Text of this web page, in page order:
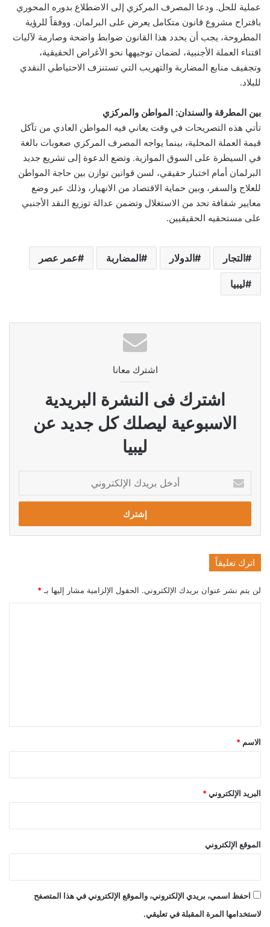
عملية للحل. ودعا المصرف المركزي إلى الاضطلاع بدوره المحوري
باقتراح مشروع قانون متكامل يعرض على البرلمان. ووفقاً للرؤية
المطروحة، يجب أن يحدد هذا القانون ضوابط واضحة وصارمة لآليات
اقتناء العملة الأجنبية، لضمان توجيهها نحو الأغراض الحقيقية،
وتجفيف منابع المضاربة والتهريب التي تستنزف الاحتياطي النقدي
للبلاد.
بين المطرقة والسندان: المواطن والمركزي
تأتي هذه التصريحات في وقت يعاني فيه المواطن العادي من تآكل
قيمة العملة المحلية، بينما يواجه المصرف المركزي صعوبات بالغة
في السيطرة على السوق الموازية. وتضع الدعوة إلى تشريع جديد
البرلمان أمام اختبار حقيقي، لسن قوانين توازن بين حاجة المواطن
للعلاج والسفر، وبين حماية الاقتصاد من الانهيار، وذلك عبر وضع
معايير شفافة تحد من الاستغلال وتضمن عدالة توزيع النقد الأجنبي
على مستحقيه الحقيقيين.
التجار الدولار المضاربة عمر عصر
ليبيا
اشترك معانا
اشترك فى النشرة البريدية
الاسبوعية ليصلك كل جديد عن
ليبيا
بريدك
الإلكتروني
اترك تعليقاً
لن يتم نشر عنوان بريدك الإلكتروني. الحقول الإلزامية مشار إليها بـ *
*
الاسم *
البريد الإلكتروني *
الموقع الإلكتروني
احفظ اسمي، بريدي الإلكتروني، والموقع الإلكتروني في هذا المتصفح
لاستخدامها المرة المقبلة في تعليقي.